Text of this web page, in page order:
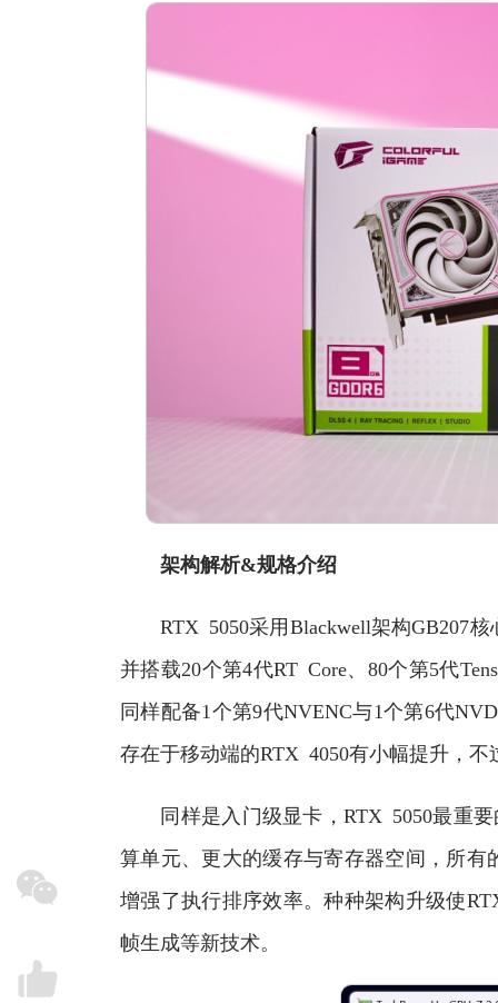
架构解析&规格介绍
RTX 5050采用Blackwell架构GB207核
并搭载20个第4代RT Core、80个第5代
同样配备1个第9代NVENC与1个第6代
存在于移动端的RTX 4050有小幅提升，
同样是入门级显卡，RTX 5050最重要
算单元、更大的缓存与寄存器空间，所
增强了执行排序效率。种种架构升级使
帧生成等新技术。